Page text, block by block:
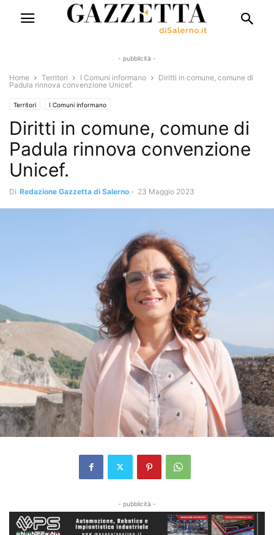
- pubblicità -
Home Territori I Comuni informano
Diritti in comune, comune di
Padula rinnova convenzione Unicef.
Territori I Comuni informano
Diritti in comune, comune di
Padula rinnova convenzione
Unicef.
Di Redazione Gazzetta di Salerno - 23 Maggio 2023
- pubblicità -